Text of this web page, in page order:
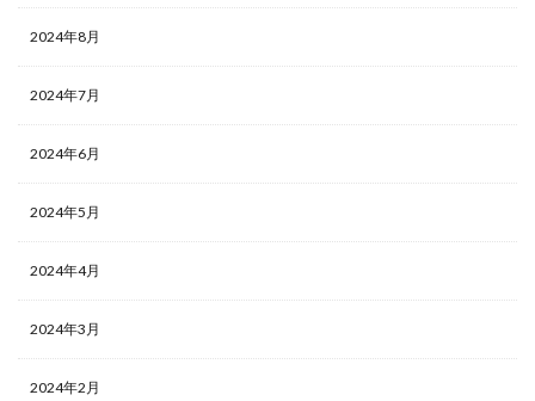
2024年8月
2024年7月
2024年6月
2024年5月
2024年4月
2024年3月
2024年2月